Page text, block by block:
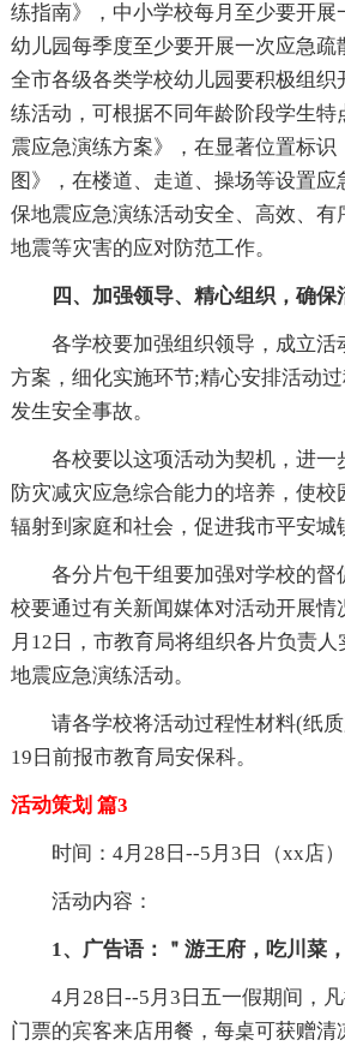
练指南》，中小学校每月至少要开展
幼儿园每季度至少要开展一次应急疏
全市各级各类学校幼儿园要积极组织
练活动，可根据不同年龄阶段学生特
震应急演练方案》，在显著位置标识
图》，在楼道、走道、操场等设置
保地震应急演练活动安全、高效、有
地震等灾害的应对防范工作。
四、加强领导、精心组织，确保
各学校要加强组织领导，成立活
方案，细化实施环节;精心安排活动
发生安全事故。
各校要以这项活动为契机，进一
防灾减灾应急综合能力的培养，使
辐射到家庭和社会，促进我市平安城
各分片包干组要加强对学校的督
校要通过有关新闻媒体对活动开展情
月12日，市教育局将组织各片负责
地震应急演练活动。
请各学校将活动过程性材料(纸
19日前报市教育局安保科。
活动策划 篇3
时间：4月28日--5月3日（xx店）
活动内容：
1、广告语：＂游王府，吃川菜
4月28日--5月3日五一假期间，
门票的宾客来店用餐，每桌可获赠清